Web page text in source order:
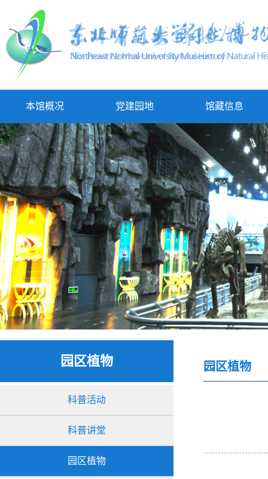
本馆概况 党建园地 馆藏信息
园区植物
科普活动
科普讲堂
园区植物
园区植物